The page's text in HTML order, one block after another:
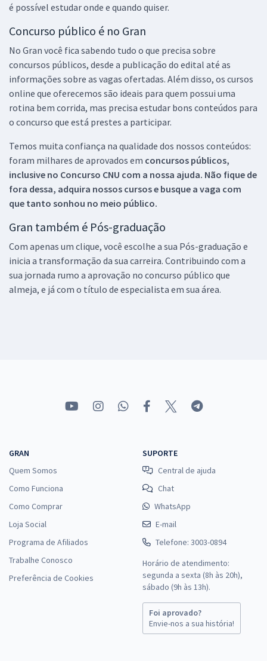
é possível estudar onde e quando quiser.
Concurso público é no Gran
No Gran você fica sabendo tudo o que precisa sobre
concursos públicos, desde a publicação do edital até as
informações sobre as vagas ofertadas. Além disso, os cursos
online que oferecemos são ideais para quem possui uma
rotina bem corrida, mas precisa estudar bons conteúdos para
o concurso que está prestes a participar.
Temos muita confiança na qualidade dos nossos conteúdos:
foram milhares de aprovados em concursos públicos,
inclusive no Concurso CNU com a nossa ajuda. Não fique de
fora dessa, adquira nossos cursos e busque a vaga com
que tanto sonhou no meio público.
Gran também é Pós-graduação
Com apenas um clique, você escolhe a sua Pós-graduação e
inicia a transformação da sua carreira. Contribuindo com a
sua jornada rumo a aprovação no concurso público que
almeja, e já com o título de especialista em sua área.
GRAN
Quem Somos
Como Funciona
Como Comprar
Loja Social
Programa de Afiliados
Trabalhe Conosco
Preferência de Cookies
SUPORTE
Central de ajuda
Chat
WhatsApp
E-mail
Telefone: 3003-0894
Horário de atendimento:
segunda a sexta (8h às 20h),
sábado (9h às 13h).
Foi aprovado?
Envie-nos a sua história!